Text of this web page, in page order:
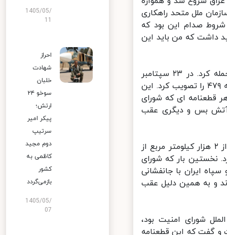
ملل متحد راهکاری
صدام این بود که
داشت که من باید این
ظریف در بخش دیگری از سخنانش گفت: عراق در ۲۲ سپتامبر به ایران حمله کرد. در ۲۳ سپتامبر
شورای امنیت یک بیانیه بی‌حاصل داد. در ۲۹ سپتامبر شورای امنیت قطعنامه ۴۷۹ را تصویب کرد. این
ای که شورای
آتش بس و دیگری عقب
وی اضافه کرد: قطعنامه ۴۷۹ عقب نشینی نداشت. در حالی که عراق بیش از ۲ هزار کیلومتر مربع از
عقب نشینی در قطعنامه ۴۷۹ وجود ندارد. نخستین بار که شورای
ایران با جانفشانی
و به همین دلیل عقب
ضد حقوق بین الملل شورای امنیت بود،
گفت که این قطعنامه
1405/05/
احراز
شهادت
خلبان
سوخو ۲۴
ارتش؛
پیکر امیر
سرتیپ
دوم مجید
کاظمی به
کشور
بازمی‌گردد
1405/05/
07